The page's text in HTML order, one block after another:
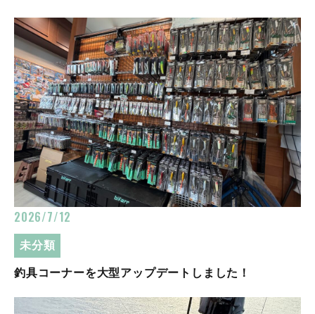
2026/7/12
未分類
釣具コーナーを大型アップデートしました！